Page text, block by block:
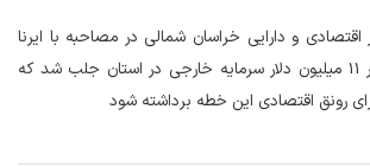
و دارایی خراسان شمالی در مصاحبه با ایرنا
گفت: در سال‌های اخیر 11 میلیون دلار سرمایه خارجی در استان جلب شد که
رونق اقتصادی این خطه برداشته شود